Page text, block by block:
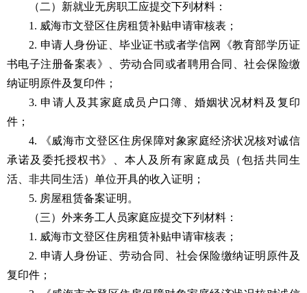
（二）新就业无房职工应提交下列材料：
1. 威海市文登区住房租赁补贴申请审核表；
2. 申请人身份证、毕业证书或者学信网《教育部学历证
书电子注册备案表》、劳动合同或者聘用合同、社会保险缴
纳证明原件及复印件；
3. 申请人及其家庭成员户口簿、婚姻状况材料及复印
件；
4. 《威海市文登区住房保障对象家庭经济状况核对诚信
承诺及委托授权书》、本人及所有家庭成员（包括共同生
活、非共同生活）单位开具的收入证明；
5. 房屋租赁备案证明。
（三）外来务工人员家庭应提交下列材料：
1. 威海市文登区住房租赁补贴申请审核表；
2. 申请人身份证、劳动合同、社会保险缴纳证明原件及
复印件；